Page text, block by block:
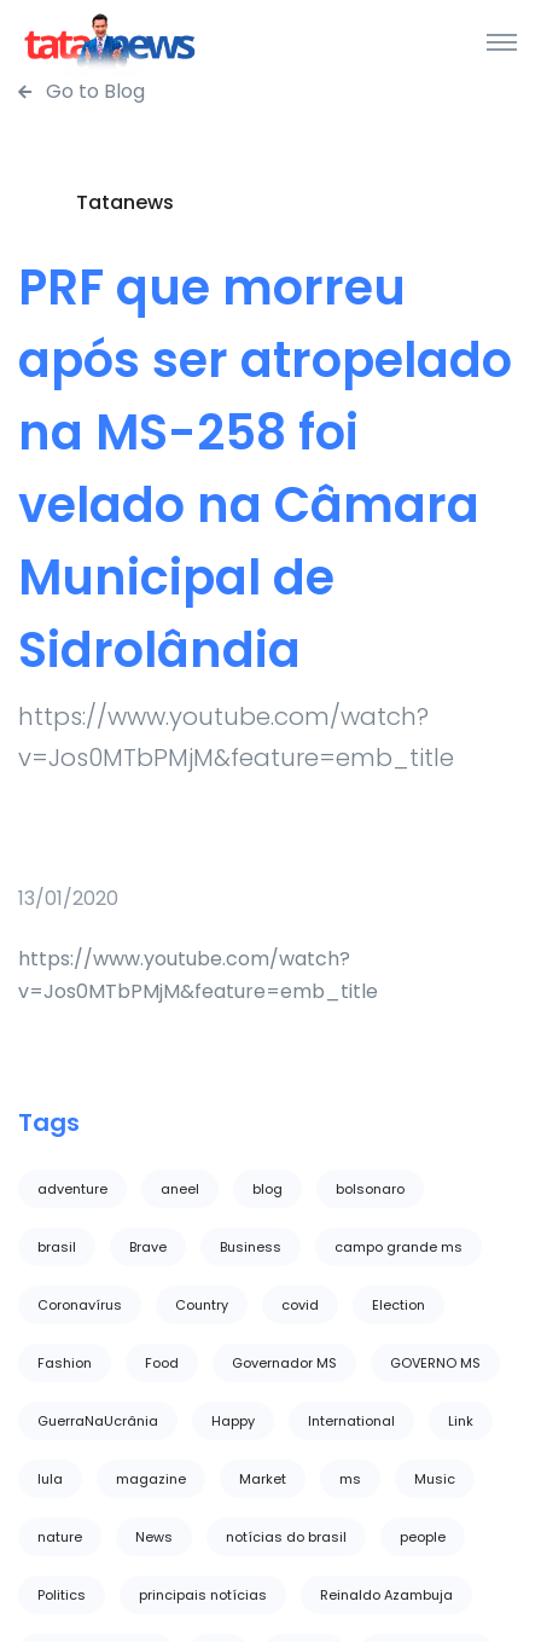
Go to Blog
Tatanews
PRF que morreu
após ser atropelado
na MS-258 foi
velado na Câmara
Municipal de
Sidrolândia
https://www.youtube.com/watch?
v=Jos0MTbPMjM&feature=emb_title
13/01/2020
https://www.youtube.com/watch?
v=Jos0MTbPMjM&feature=emb_title
Tags
adventure aneel blog bolsonaro
brasil Brave Business campo grande ms
Coronavírus Country covid Election
Fashion Food Governador MS GOVERNO MS
GuerraNaUcrânia Happy International Link
lula magazine Market ms Music
nature News notícias do brasil people
Politics principais notícias Reinaldo Azambuja